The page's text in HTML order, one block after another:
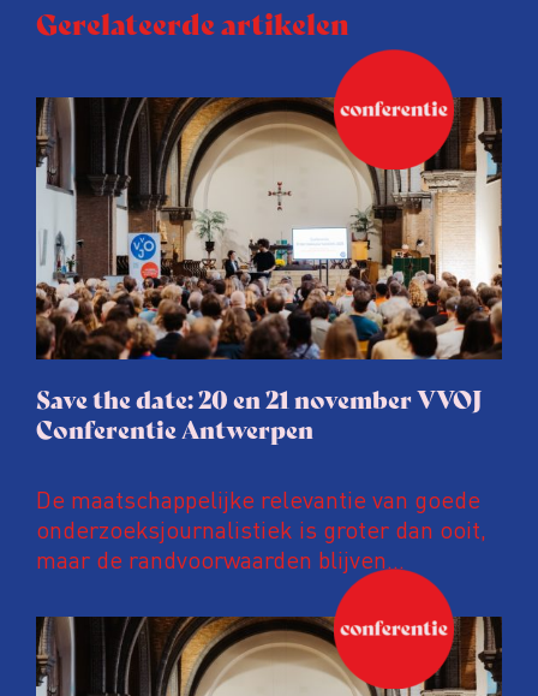
Gerelateerde artikelen
Save the date: 20 en 21 november VVOJ
Conferentie Antwerpen
De maatschappelijke relevantie van goede
onderzoeksjournalistiek is groter dan ooit,
maar de randvoorwaarden blijven
kwetsbaar. Tijdens de komende VVOJ
Conferentie duiken we in De
ongemakkelijke werkelijkheid: een eerlijke
en urgente blik op de staat van ons vak.